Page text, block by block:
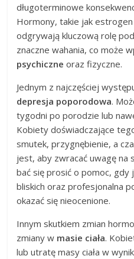
długoterminowe
Hormony, takie jak
odgrywają kluczową rolę
znaczne wahania, co może
psychiczne oraz fizyczne.
Jednym z najczęściej
depresja poporodowa.
tygodni po porodzie lub
Kobiety doświadczające
smutek, przygnębienie, a
jest, aby zwracać uwagę na
bać się prosić o pomoc,
bliskich oraz profesjonalna
okazać się nieocenione.
Innym skutkiem zmian
zmiany w masie ciała.
lub utratę masy ciała w